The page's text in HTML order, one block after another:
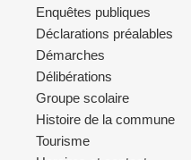
Enquêtes publiques
Déclarations préalables
Démarches
Délibérations
Groupe scolaire
Histoire de la commune
Tourisme